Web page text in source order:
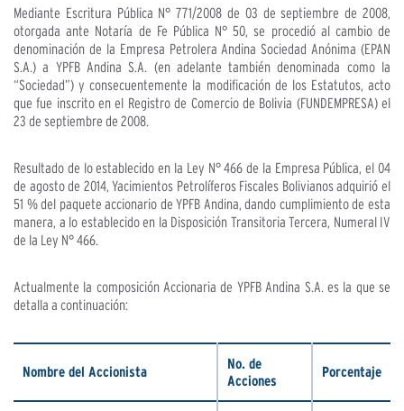
Mediante Escritura Pública N° 771/2008 de 03 de septiembre de 2008,
otorgada ante Notaría de Fe Pública N° 50, se procedió al cambio de
denominación de la Empresa Petrolera Andina Sociedad Anónima (EPAN
S.A.) a YPFB Andina S.A. (en adelante también denominada como la
“Sociedad”) y consecuentemente la modificación de los Estatutos, acto
que fue inscrito en el Registro de Comercio de Bolivia (FUNDEMPRESA) el
23 de septiembre de 2008.
Resultado de lo establecido en la Ley N° 466 de la Empresa Pública, el 04
de agosto de 2014, Yacimientos Petrolíferos Fiscales Bolivianos adquirió el
51 % del paquete accionario de YPFB Andina, dando cumplimiento de esta
manera, a lo establecido en la Disposición Transitoria Tercera, Numeral IV
de la Ley N° 466.
Actualmente la composición Accionaria de YPFB Andina S.A. es la que se
detalla a continuación:
Nombre del Accionista
No. de
Acciones
Porcentaje